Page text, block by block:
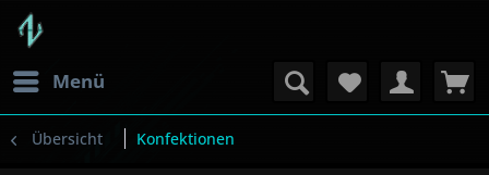
Menü
Übersicht Konfektionen